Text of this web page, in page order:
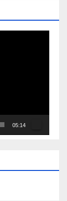
05:14